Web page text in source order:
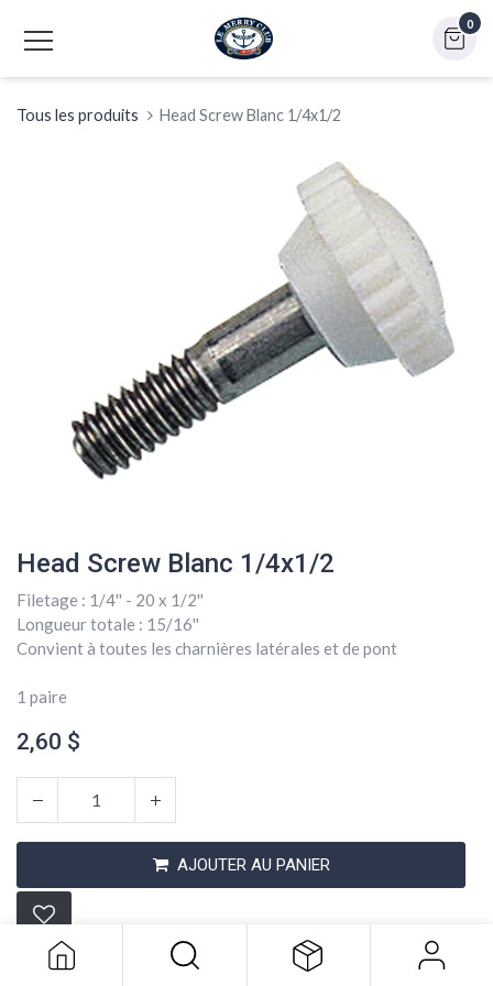
0
Tous les produits Head Screw Blanc 1/4x1/2
Head Screw Blanc 1/4x1/2
Filetage : 1/4'' - 20 x 1/2''
Longueur totale : 15/16''
Convient à toutes les charnières latérales et de pont
1 paire
2,60 $
AJOUTER AU PANIER
Conditions générales
Head Screw Blanc 1/4x1/2
2,60$